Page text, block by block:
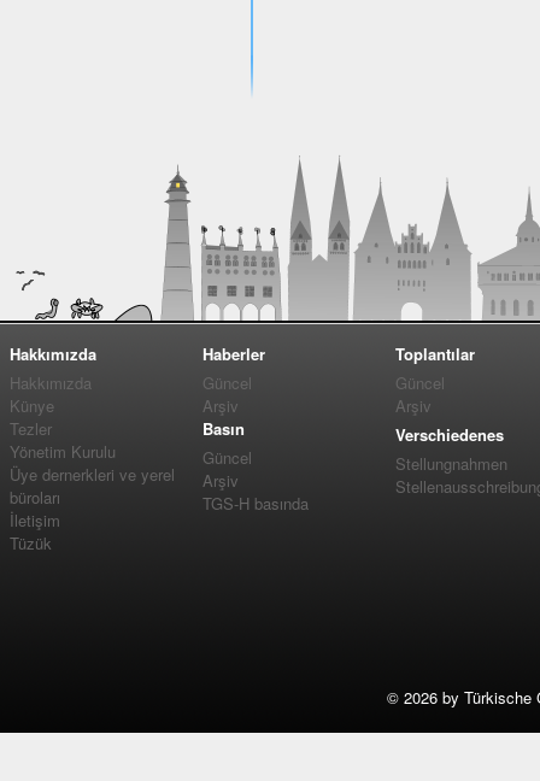
Hakkımızda
Hakkımızda
Künye
Tezler
Yönetim Kurulu
Üye dernerkleri ve yerel
büroları
İletişim
Tüzük
Haberler
Güncel
Arşiv
Basın
Güncel
Arşiv
TGS-H basında
Toplantılar
Güncel
Arşiv
Verschiedenes
Stellungnahmen
© 2026 by Türkische